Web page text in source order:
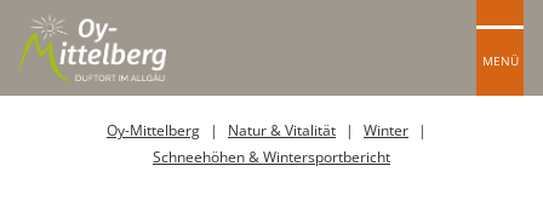
MENÜ
Oy-Mittelberg Natur & Vitalität
Winter
Schneehöhen & Wintersportbericht